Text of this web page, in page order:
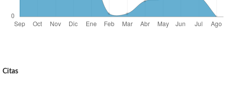
Citas